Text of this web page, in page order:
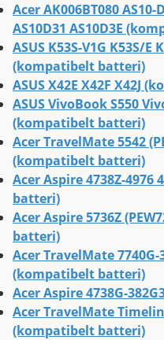
Acer AK006BT080 AS10-
AS10D31 AS10D3E
ASUS K53S-V1G K53S/E
(kompatibelt batteri)
ASUS X42E X42F X42J
ASUS VivoBook S550
(kompatibelt batteri)
Acer TravelMate 5542
(kompatibelt batteri)
Acer Aspire 4738Z-4976
batteri)
Acer Aspire 5736Z
batteri)
Acer TravelMate 7740G-
(kompatibelt batteri)
Acer Aspire 4738G-
Acer TravelMate
(kompatibelt batteri)